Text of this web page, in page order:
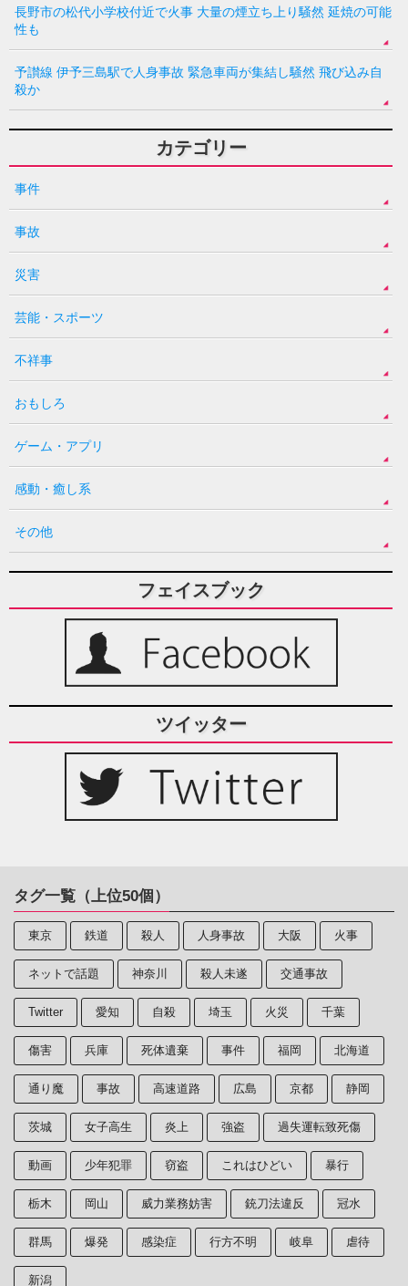
長野市の松代小学校付近で火事 大量の煙立ち上り騒然 延焼の可能
性も
予讃線 伊予三島駅で人身事故 緊急車両が集結し騒然 飛び込み自
殺か
カテゴリー
事件
事故
災害
芸能・スポーツ
不祥事
おもしろ
ゲーム・アプリ
感動・癒し系
その他
フェイスブック
ツイッター
タグ一覧（上位50個）
東京 鉄道 殺人 人身事故 大阪 火事
ネットで話題 神奈川 殺人未遂 交通事故
Twitter 愛知 自殺 埼玉 火災 千葉
傷害 兵庫 死体遺棄 事件 福岡 北海道
通り魔 事故 高速道路 広島 京都 静岡
茨城 女子高生 炎上 強盗 過失運転致死傷
動画 少年犯罪 窃盗 これはひどい 暴行
栃木 岡山 威力業務妨害 銃刀法違反 冠水
群馬 爆発 感染症 行方不明 岐阜 虐待
新潟